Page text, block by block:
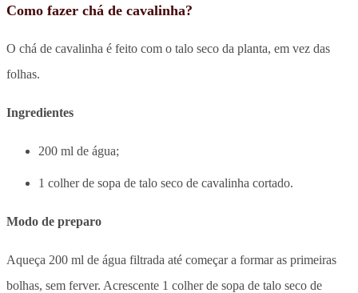
Como fazer chá de cavalinha?
O chá de cavalinha é feito com o talo seco da planta, em vez das
folhas.
Ingredientes
200 ml de água;
1 colher de sopa de talo seco de cavalinha cortado.
Modo de preparo
Aqueça 200 ml de água filtrada até começar a formar as primeiras
bolhas, sem ferver. Acrescente 1 colher de sopa de talo seco de